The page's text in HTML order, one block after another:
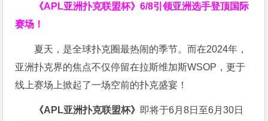
《APL亚洲扑克联盟杯》6/8引领亚洲选手登顶国际
赛场！
夏天，是全球扑克圈最热闹的季节。而在2024年，
亚洲扑克界的焦点不仅停留在拉斯维加斯WSOP，更于
线上赛场上掀起了一场空前的扑克盛宴！
《APL亚洲扑克联盟杯》 即将于6月8日至6月30日